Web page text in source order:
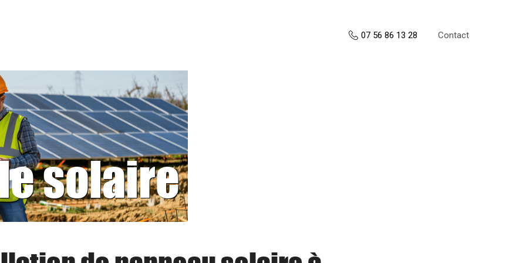
07 56 86 13 28 Contact
solaire